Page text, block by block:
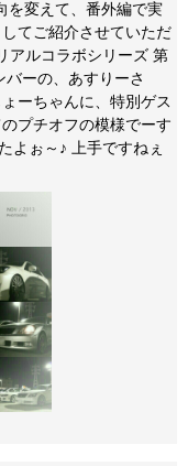
を変えて、番外編で実
てご紹介させていただ
ルコラボシリーズ 第
ーの、あすりーさ
ーちゃんに、特別ゲス
プチオフの模様でーす
よぉ～♪ 上手ですねぇ